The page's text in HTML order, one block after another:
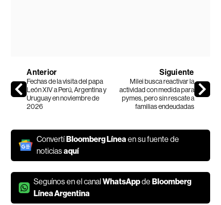
Anterior
Fechas de la visita del papa
León XIV a Perú, Argentina y
Uruguay en noviembre de
2026
Siguiente
Milei busca reactivar la
actividad con medida para
pymes, pero sin rescate a
familias endeudadas
ConvertíBloomberg Línea en su fuente de
noticiasaquí
Seguínos en el canalWhatsAppdeBloomberg
Línea Argentina